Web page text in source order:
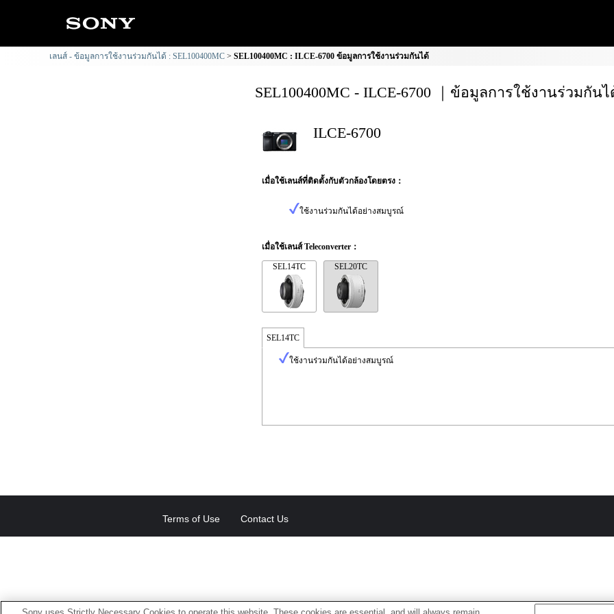
เลนส์ - ข้อมูลการใช้งานร่วมกันได้ : SEL100400MC SEL100400MC : ILCE-6700 ข้อมูลการใช้งานร่วมกันได้
SEL100400MC - ILCE-6700 ｜ข้อมูลการใช้งานร่วมกันไ
ILCE-6700
เมื่อใช้เลนส์ที่ติดตั้งกับตัวกล้องโดยตรง：
ใช้งานร่วมกันได้อย่างสมบูรณ์
เมื่อใช้เลนส์ Teleconverter：
SEL14TC SEL20TC
SEL14TC
ใช้งานร่วมกันได้อย่างสมบูรณ์
Terms of Use Contact Us